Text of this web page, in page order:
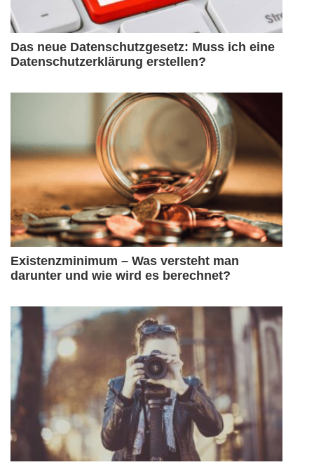
Das neue Datenschutzgesetz: Muss ich eine
Datenschutzerklärung erstellen?
Existenzminimum – Was versteht man
darunter und wie wird es berechnet?